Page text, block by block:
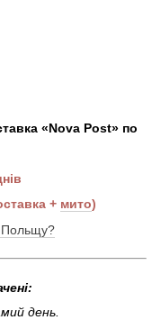
«Nova Post» по
+ мито)
Польщу?
день.